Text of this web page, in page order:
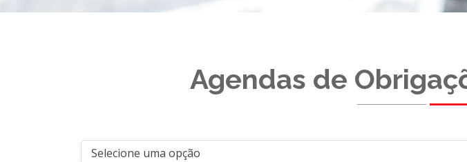
Agendas de